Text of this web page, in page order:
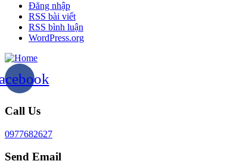
Đăng nhập
RSS bài viết
RSS bình luận
WordPress.org
Call Us
0977682627
Send Email